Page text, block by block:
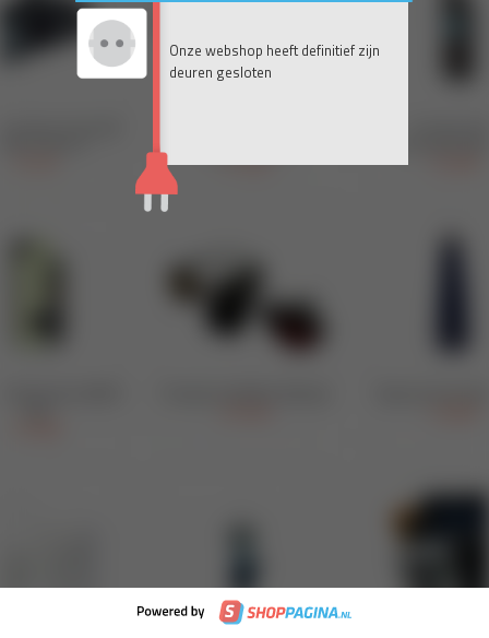
Onze webshop heeft definitief zijn
deuren gesloten